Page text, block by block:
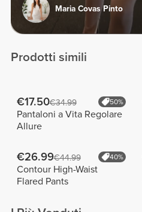
Maria Covas Pinto
Prodotti simili
€17.50€34.99 50%
Pantaloni a Vita Regolare
Allure
€26.99€44.99 40%
Contour High-Waist
Flared Pants